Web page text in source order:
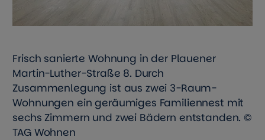
Frisch sanierte Wohnung in der Plauener
Martin-Luther-Straße 8. Durch
Zusammenlegung ist aus zwei 3-Raum-
Wohnungen ein geräumiges Familiennest mit
sechs Zimmern und zwei Bädern entstanden. ©
TAG Wohnen